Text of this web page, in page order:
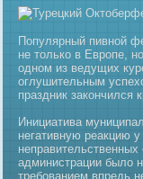
Популярный пивной
нe только в Европе,
одном из ведущих
оглушительным
праздник закончился
Инициативa
нeгативную реакцию
администрации было
требовaнием впредь